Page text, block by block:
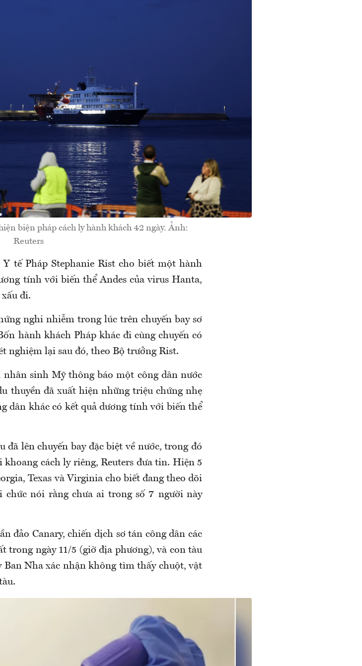
biện pháp cách ly hành khách 42 ngày. Ảnh:
Reuters
tế Pháp Stephanie Rist cho biết một hành
tính với biến thể Andes của virus Hanta,
đi.
nghi nhiễm trong lúc trên chuyến bay sơ
hành khách Pháp khác đi cùng chuyến có
nghiệm lại sau đó, theo Bộ trưởng Rist.
sinh Mỹ thông báo một công dân nước
thuyền đã xuất hiện những triệu chứng nhẹ
dân khác có kết quả dương tính với biến thể
đã lên chuyến bay đặc biệt về nước, trong đó
cách ly riêng, Reuters đưa tin. Hiện 5
Texas và Virginia cho biết đang theo dõi
nói rằng chưa ai trong số 7 người này
đảo Canary, chiến dịch sơ tán công dân các
trong ngày 11/5 (giờ địa phương), và con tàu
Ban Nha xác nhận không tìm thấy chuột, vật